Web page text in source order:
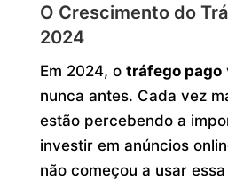
O Crescimento do
2024
Em 2024, o tráfego pago
nunca antes. Cada vez
estão percebendo a
investir em anúncios
não começou a usar